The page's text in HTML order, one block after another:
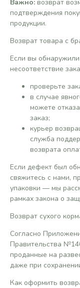
Важно: возврат
подтверждения
продукции.
Возврат товара с
Если вы
несоответствие
проверьте
в случае
можете
заказ;
курьер
служба
возврата
Если дефект был
свяжитесь с нами,
упаковки — мы
рамках закона о
Возврат сухого
Согласно
Правительства
проданные на
даже при
Как оформить